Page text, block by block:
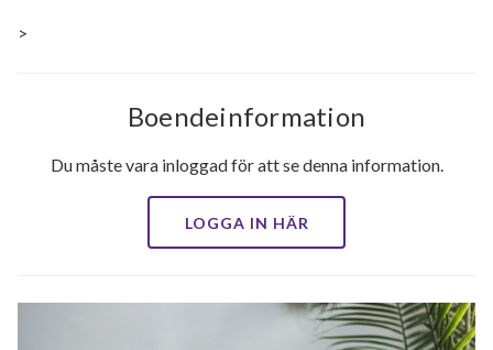
>
Boendeinformation
Du måste vara inloggad för att se denna information.
LOGGA IN HÄR